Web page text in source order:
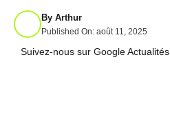
By Arthur
Published On: août 11, 2025
Suivez-nous sur Google Actualités